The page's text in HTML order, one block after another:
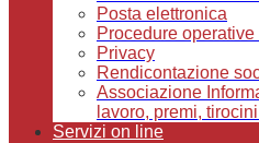
Posta elettronica
Procedure
Privacy
Rendicontazione
Associazione
lavoro, premi,
Servizi on line